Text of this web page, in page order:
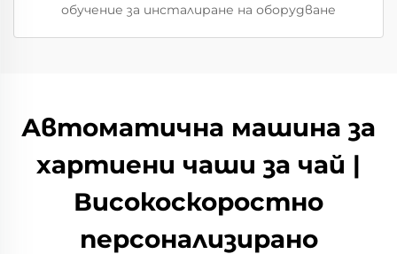
обучение за инсталиране на оборудване
Автоматична машина за
хартиени чаши за чай |
Високоскоростно
персонализирано